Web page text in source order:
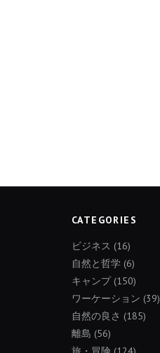
CATEGORIES
ビジネス (16)
自然と哲学 (6)
キャンプ(150)
ワーケーション (39)
自然の良さ (185)
離島 (56)